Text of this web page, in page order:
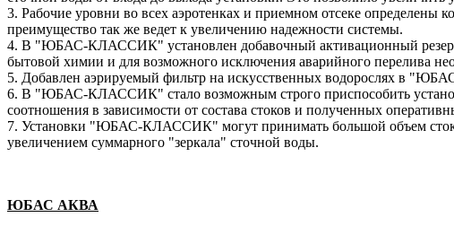
3. Рабочие уровни во всех аэротенках и приемном отсеке определены
преимущество так же ведет к увеличению надежности системы.
4. В "ЮБАС-КЛАССИК" установлен добавочный активационный
бытовой химии и для возможного исключения аварийного перелива
5. Добавлен аэрируемый фильтр на искусственных водорослях в
6. В "ЮБАС-КЛАССИК" стало возможным строго приспособить
соотношения в зависимости от состава стоков и полученных
7. Установки "ЮБАС-КЛАССИК" могут принимать большой объем
увеличением суммарного "зеркала" сточной воды.
ЮБАС АКВА